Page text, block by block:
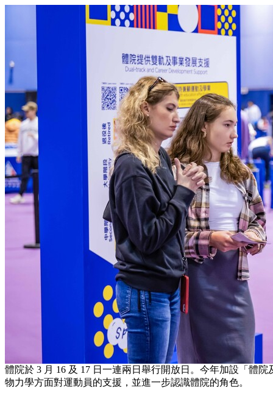
體院於 3 月 16 及 17 日一連兩日舉行開放日。今年加設「體
物力學方面對運動員的支援，並進一步認識體院的角色。